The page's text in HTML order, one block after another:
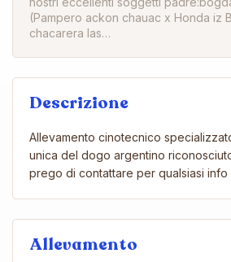
(Pampero ackon chauac x Honda iz
chacarera las…
Descrizione
Allevamento cinotecnico
unica del dogo argentino riconosciuto
prego di contattare per qualsiasi info
Allevamento